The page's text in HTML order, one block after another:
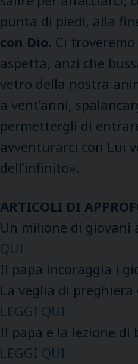
punta di piedi, alla
con Dio. Ci
aspetta, anzi che
vetro della nostra
a vent’anni,
permettergli di
avventurarci con Lui
dell’infinito».
ARTICOLI DI
Un milione di giovani
QUI
Il papa incoraggia i
La veglia di preghiera
LEGGI QUI
Il papa e la lezione di
LEGGI QUI